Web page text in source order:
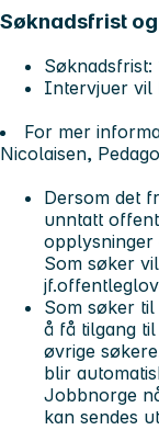
Søknadsfrist
Søknadsfrist:
Intervjuer vil
For mer
Nicolaisen,
Dersom det
unntatt
opplysninger
Som søker
Som søker
å få tilgang
øvrige
blir
Jobbnorge
kan sendes